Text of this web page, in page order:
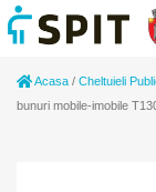
Acasa / Cheltuieli
bunuri mobile-imobile